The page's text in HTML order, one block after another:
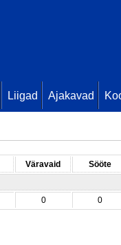
Liigad Ajakavad
Väravaid
Sööte
0 0